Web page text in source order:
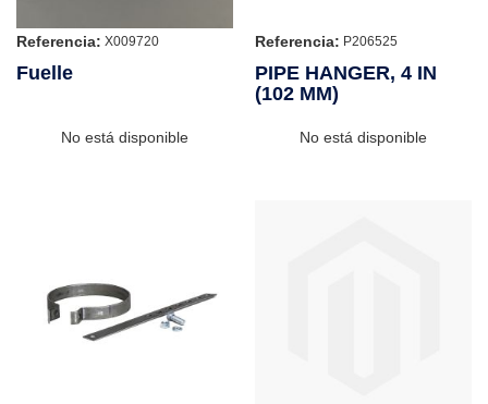
Referencia: X009720
Fuelle
No está disponible
Referencia: P206525
PIPE HANGER, 4 IN
(102 MM)
No está disponible